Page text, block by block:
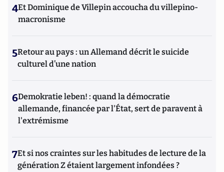
4Et Dominique de Villepin accoucha du villepino-
macronisme
5Retour au pays : un Allemand décrit le suicide
culturel d’une nation
6Demokratie leben! : quand la démocratie
allemande, financée par l'État, sert de paravent à
l'extrémisme
7Et si nos craintes sur les habitudes de lecture de la
génération Z étaient largement infondées ?